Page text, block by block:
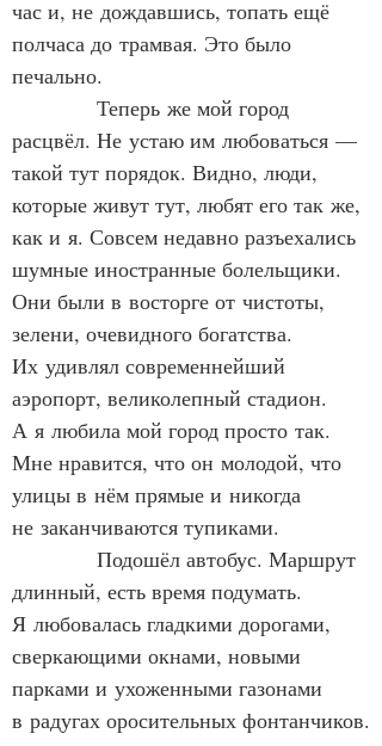
час и, не дождавшись, топать ещё
полчаса до трамвая. Это было
печально.
Теперь же мой город
расцвёл. Не устаю им любоваться —
такой тут порядок. Видно, люди,
которые живут тут, любят его так же,
как и я. Совсем недавно разъехались
шумные иностранные болельщики.
Они были в восторге от чистоты,
зелени, очевидного богатства.
Их удивлял современнейший
аэропорт, великолепный стадион.
А я любила мой город просто так.
Мне нравится, что он молодой, что
улицы в нём прямые и никогда
не заканчиваются тупиками.
Подошёл автобус. Маршрут
длинный, есть время подумать.
Я любовалась гладкими дорогами,
сверкающими окнами, новыми
парками и ухоженными газонами
в радугах оросительных фонтанчиков.